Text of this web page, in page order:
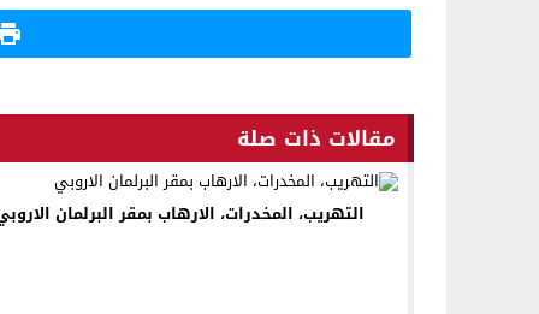
مقالات ذات صلة
التهريب، المخدرات، الارهاب بمقر البرلمان الاروبي